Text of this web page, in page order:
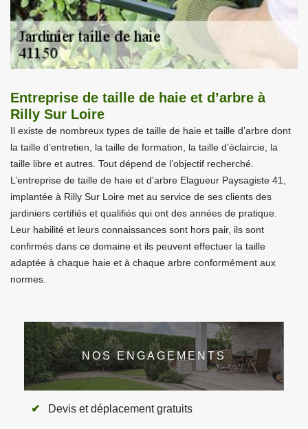
Entreprise de taille de haie et d’arbre à
Rilly Sur Loire
Il existe de nombreux types de taille de haie et taille d’arbre dont
la taille d’entretien, la taille de formation, la taille d’éclaircie, la
taille libre et autres. Tout dépend de l’objectif recherché.
L’entreprise de taille de haie et d’arbre Elagueur Paysagiste 41,
implantée à Rilly Sur Loire met au service de ses clients des
jardiniers certifiés et qualifiés qui ont des années de pratique.
Leur habilité et leurs connaissances sont hors pair, ils sont
confirmés dans ce domaine et ils peuvent effectuer la taille
adaptée à chaque haie et à chaque arbre conformément aux
normes.
NOS ENGAGEMENTS
Devis et déplacement gratuits